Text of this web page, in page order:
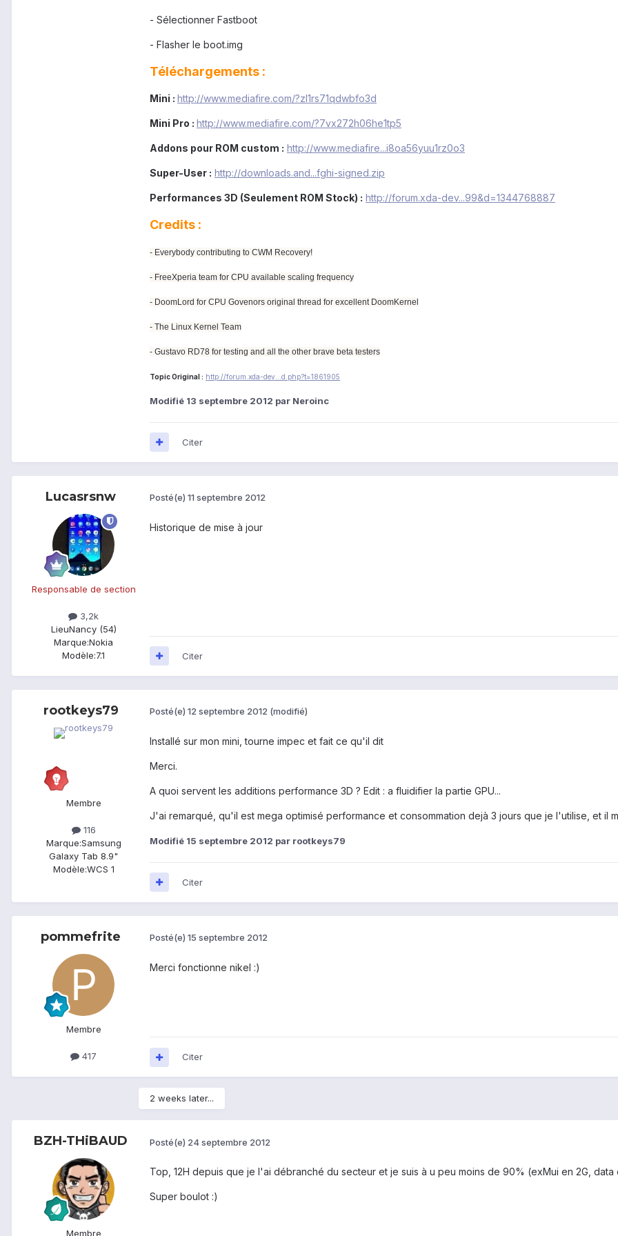
- Sélectionner Fastboot
- Flasher le boot.img
Téléchargements :
Mini : http://www.mediafire.com/?zl1rs71qdwbfo3d
Mini Pro : http://www.mediafire.com/?7vx272h06he1tp5
Addons pour ROM custom : http://www.mediafire...i8oa56yuu1rz0o3
Super-User : http://downloads.and...fghi-signed.zip
Performances 3D (Seulement ROM Stock) : http://forum.xda-dev...99&d=1344768887
Credits :
- Everybody contributing to CWM Recovery!
- FreeXperia team for CPU available scaling frequency
- DoomLord for CPU Govenors original thread for excellent DoomKernel
- The Linux Kernel Team
- Gustavo RD78 for testing and all the other brave beta testers
Topic Original : http://forum.xda-dev...d.php?t=1861905
Modifié 13 septembre 2012 par Neroinc
Citer
Lucasrsnw
Responsable de section
3,2k
LieuNancy (54)
Marque:Nokia
Modèle:7.1
Posté(e) 11 septembre 2012
Historique de mise à jour
Citer
rootkeys79
Membre
116
Marque:Samsung
Galaxy Tab 8.9"
Modèle:WCS 1
Posté(e) 12 septembre 2012 (modifié)
Installé sur mon mini, tourne impec et fait ce qu'il dit
Merci.
A quoi servent les additions performance 3D ? Edit : a fluidifier la partie GPU...
J'ai remarqué, qu'il est mega optimisé performance et consommation dejà 3 jours que je l'utilise, et il
Modifié 15 septembre 2012 par rootkeys79
Citer
pommefrite
Membre
417
Posté(e) 15 septembre 2012
Merci fonctionne nikel :)
Citer
2 weeks later...
BZH-THiBAUD
Membre
Posté(e) 24 septembre 2012
Top, 12H depuis que je l'ai débranché du secteur et je suis à u peu moins de 90% (exMui en 2G,
Super boulot :)